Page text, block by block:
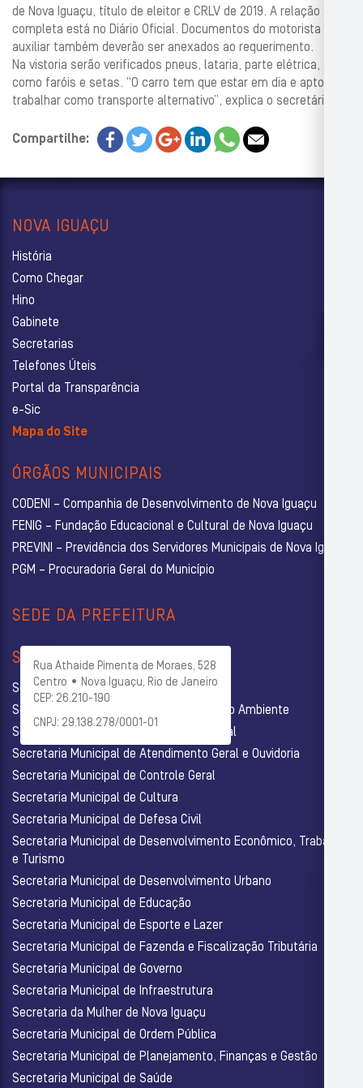
de Nova Iguaçu, título de eleitor e CRLV de 2019. A relação
completa está no Diário Oficial. Documentos do motorista
auxiliar também deverão ser anexados ao requerimento.
Na vistoria serão verificados pneus, lataria, parte elétrica,
como faróis e setas. “O carro tem que estar em dia e apto para
trabalhar como transporte alternativo”, explica o secretário.
Compartilhe:
NOVA IGUAÇU
História
Como Chegar
Hino
Gabinete
Secretarias
Telefones Úteis
Portal da Transparência
e-Sic
Mapa do Site
ÓRGÃOS MUNICIPAIS
CODENI – Companhia de Desenvolvimento de Nova Iguaçu
FENIG – Fundação Educacional e Cultural de Nova Iguaçu
PREVINI – Previdência dos Servidores Municipais de Nova Iguaçu
PGM – Procuradoria Geral do Município
SEDE DA PREFEITURA
Rua Athaide Pimenta de Moraes, 528
Centro • Nova Iguaçu, Rio de Janeiro
CEP: 26.210-190
CNPJ: 29.138.278/0001-01
SECRETARIAS
Secretaria Municipal de Administração
Secretaria Municipal de Agricultura e Meio Ambiente
Secretaria Municipal de Assistência Social
Secretaria Municipal de Atendimento Geral e Ouvidoria
Secretaria Municipal de Controle Geral
Secretaria Municipal de Cultura
Secretaria Municipal de Defesa Civil
Secretaria Municipal de Desenvolvimento Econômico, Trabalho
e Turismo
Secretaria Municipal de Desenvolvimento Urbano
Secretaria Municipal de Educação
Secretaria Municipal de Esporte e Lazer
Secretaria Municipal de Fazenda e Fiscalização Tributária
Secretaria Municipal de Governo
Secretaria Municipal de Infraestrutura
Secretaria da Mulher de Nova Iguaçu
Secretaria Municipal de Ordem Pública
Secretaria Municipal de Planejamento, Finanças e Gestão
Secretaria Municipal de Saúde